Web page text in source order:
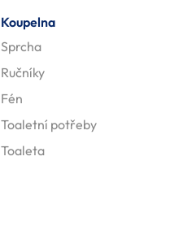
Koupelna
Sprcha
Ručníky
Fén
Toaletní potřeby
Toaleta